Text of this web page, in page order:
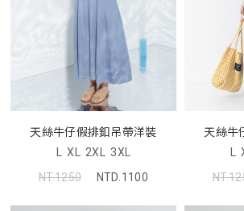
天絲牛仔假排釦吊帶洋裝
L XL 2XL 3XL
NT.1250
NTD.1100
天絲牛
L